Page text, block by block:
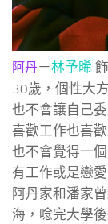
阿丹－林予晞 飾
30歲，個性大
也不會讓自己委
喜歡工作也喜
也不會覺得一
有工作或是戀愛
阿丹家和潘家
海，唸完大學